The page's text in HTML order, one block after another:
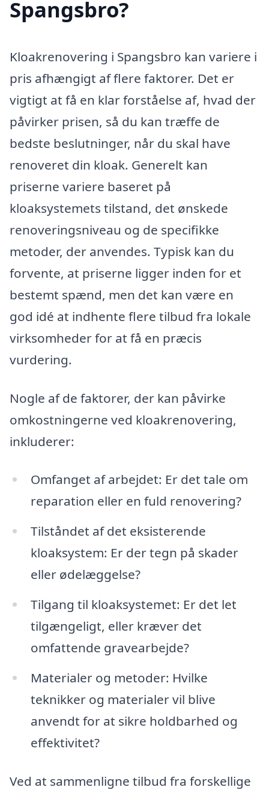
Spangsbro?
Kloakrenovering i Spangsbro kan variere i
pris afhængigt af flere faktorer. Det er
vigtigt at få en klar forståelse af, hvad der
påvirker prisen, så du kan træffe de
bedste beslutninger, når du skal have
renoveret din kloak. Generelt kan
priserne variere baseret på
kloaksystemets tilstand, det ønskede
renoveringsniveau og de specifikke
metoder, der anvendes. Typisk kan du
forvente, at priserne ligger inden for et
bestemt spænd, men det kan være en
god idé at indhente flere tilbud fra lokale
virksomheder for at få en præcis
vurdering.
Nogle af de faktorer, der kan påvirke
omkostningerne ved kloakrenovering,
inkluderer:
Omfanget af arbejdet: Er det tale om
reparation eller en fuld renovering?
Tilståndet af det eksisterende
kloaksystem: Er der tegn på skader
eller ødelæggelse?
Tilgang til kloaksystemet: Er det let
tilgængeligt, eller kræver det
omfattende gravearbejde?
Materialer og metoder: Hvilke
teknikker og materialer vil blive
anvendt for at sikre holdbarhed og
effektivitet?
Ved at sammenligne tilbud fra forskellige